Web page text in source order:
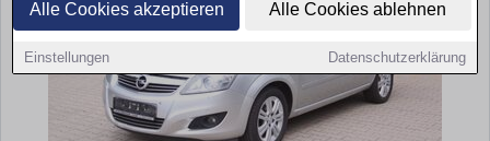
Alle Cookies akzeptieren Alle Cookies ablehnen
Einstellungen Datenschutzerklärung